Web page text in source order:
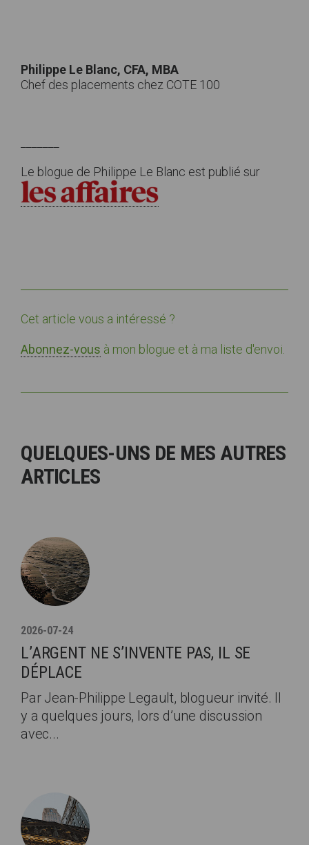
Philippe Le Blanc, CFA, MBA
Chef des placements chez COTE 100
Le blogue de Philippe Le Blanc est publié sur
Cet article vous a intéressé ?
Abonnez-vous à mon blogue et à ma liste d'envoi.
QUELQUES-UNS DE MES AUTRES
ARTICLES
2026-07-24
L’ARGENT NE S’INVENTE PAS, IL SE
DÉPLACE
Par Jean-Philippe Legault, blogueur invité. Il
y a quelques jours, lors d’une discussion
avec...